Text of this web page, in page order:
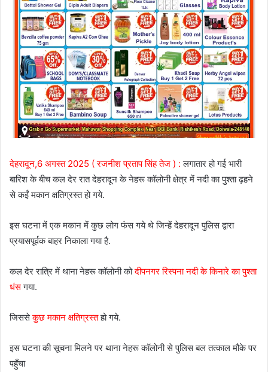
देहरादून,6 अगस्त 2025 ( रजनीश प्रताप सिंह तेज ) : लगातार हो गई भारी
बारिश के बीच कल देर रात देहरादून के नेहरू कॉलोनी क्षेत्र में नदी का पुश्ता ढ़हने
से कईं मकान क्षतिग्रस्त हो गये.
इस घटना में एक मकान में कुछ लोग फंस गये थे जिन्हें देहरादून पुलिस द्वारा
प्रयासपूर्वक बाहर निकाला गया है.
कल देर रात्रि में थाना नेहरू कॉलोनी कोदीपनगर रिस्पना नदी के किनारे का पुश्ता
धंसगया.
जिससेकुछ मकान क्षतिग्रस्तहो गये.
इस घटना की सूचना मिलने पर थाना नेहरू कॉलोनी से पुलिस बल तत्काल मौके पर
पहुँचा